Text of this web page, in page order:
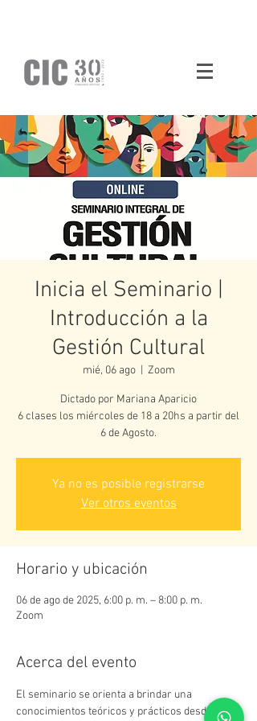
Inicia el Seminario |
Introducción a la
Gestión Cultural
mié, 06 ago
  |
Zoom
Dictado por Mariana Aparicio
6 clases los miércoles de 18 a 20hs a partir del
Ya no es posible registrarse
Ver otros eventos
Horario y ubicación
06 de ago de 2025, 6:00 p. m. – 8:00 p. m.
Zoom
Acerca del evento
El seminario se orienta a brindar una
conocimientos teóricos y prácticos desde una